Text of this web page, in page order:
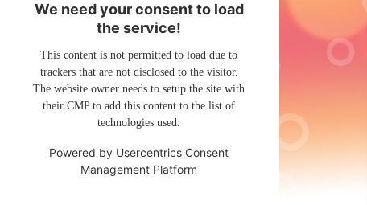
We need your consent to load
the service!
This content is not permitted to load due to
trackers that are not disclosed to the visitor.
The website owner needs to setup the site with
their CMP to add this content to the list of
technologies used.
Powered by Usercentrics Consent
Management Platform